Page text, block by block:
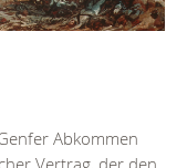
Abkommen
Vertrag, der den